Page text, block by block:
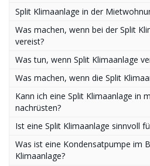
Split Klimaanlage in der
Was machen, wenn bei der Split
vereist?
Was tun, wenn Split Klimaanlage
Was machen, wenn die Split
Kann ich eine Split Klimaanlage in
nachrüsten?
Ist eine Split Klimaanlage sinnvoll
Was ist eine Kondensatpumpe im
Klimaanlage?